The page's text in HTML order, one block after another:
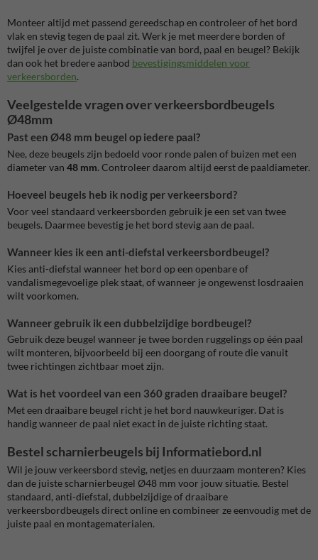
Monteer altijd met passend gereedschap en controleer of het bord
vlak en stevig tegen de paal zit. Werk je met meerdere borden of
twijfel je over de juiste combinatie van bord, paal en beugel? Bekijk
dan ook het bredere aanbod bevestigingsmiddelen voor
verkeersborden.
Veelgestelde vragen over verkeersbordbeugels
Ø48mm
Past een Ø48 mm beugel op iedere paal?
Nee, deze beugels zijn bedoeld voor ronde palen of buizen met een
diameter van 48 mm. Controleer daarom altijd eerst de paaldiameter.
Hoeveel beugels heb ik nodig per verkeersbord?
Voor veel standaard verkeersborden gebruik je een set van twee
beugels. Daarmee bevestig je het bord stevig aan de paal.
Wanneer kies ik een anti-diefstal verkeersbordbeugel?
Kies anti-diefstal wanneer het bord op een openbare of
vandalismegevoelige plek staat, of wanneer je ongewenst losdraaien
wilt voorkomen.
Wanneer gebruik ik een dubbelzijdige bordbeugel?
Gebruik deze beugel wanneer je twee borden ruggelings op één paal
wilt monteren, bijvoorbeeld bij een doorgang of route die vanuit
twee richtingen zichtbaar moet zijn.
Wat is het voordeel van een 360 graden draaibare beugel?
Met een draaibare beugel richt je het bord nauwkeuriger. Dat is
handig wanneer de paal niet exact in de juiste richting staat.
Bestel scharnierbeugels bij Informatiebord.nl
Wil je jouw verkeersbord stevig, netjes en duurzaam monteren? Kies
dan de juiste scharnierbeugel Ø48 mm voor jouw situatie. Bestel
standaard, anti-diefstal, dubbelzijdige of draaibare
verkeersbordbeugels direct online en combineer ze eenvoudig met de
juiste paal en montagematerialen.